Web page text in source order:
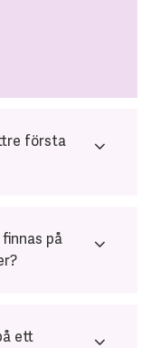
första
på
ett